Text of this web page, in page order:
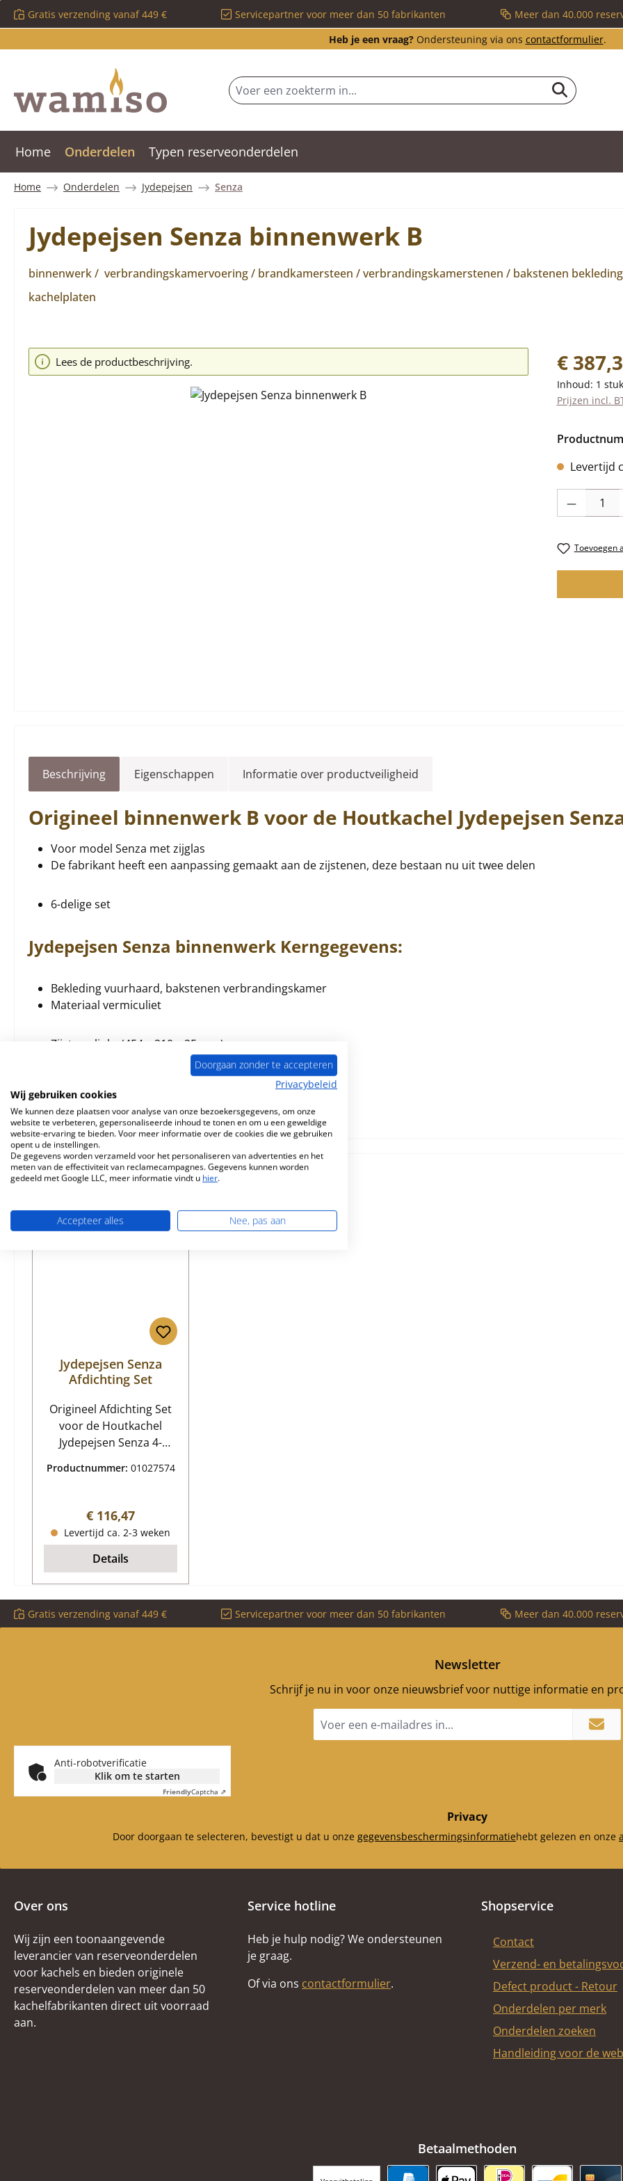
naar de hoofdinhoud
Ga naar de zoekopdracht
Ga naar de hoofdnavigatie
Gratis verzending vanaf 449 € Servicepartner voor meer dan 50 fabrikanten
Meer dan 40.000
Heb je een vraag?Ondersteuning via ons contactformulier.
Home Onderdelen Typen reserveonderdelen
Home Onderdelen Jydepejsen Senza
Jydepejsen Senza binnenwerk B
binnenwerk / verbrandingskamervoering / brandkamersteen / verbrandingskamerstenen / bakstenen
kachelplaten
Afbeeldingengalerij overslaan
Lees de productbeschrijving. Normale
€
Inhoud: 1
Prijzen incl.
Levertijd
Toevoegen
Beschrijving Eigenschappen Informatie over productveiligheid
Origineel binnenwerk B voor de Houtkachel Jydepejsen
Voor model Senza met zijglas
De fabrikant heeft een aanpassing gemaakt aan de zijstenen, deze bestaan nu uit twee delen
6-delige set
Jydepejsen Senza binnenwerk Kerngegevens:
Bekleding vuurhaard, bakstenen verbrandingskamer
Materiaal vermiculiet
Zijsteen links (454 x 210 x 25 mm)
Zijsteen rechts (454 x 210 x 25 mm)
Achterste muur steen (305 x 375 x 25 mm)
Spanningsomleiding onderaan (305 x 210 x 25 mm)
Vergelijkbare producten
Productgalerij overslaan
Jydepejsen Senza
Afdichting Set
Origineel Afdichting Set
voor de Houtkachel
Jydepejsen Senza 4-
Senza Afdichting
Deurafdichting Diameter
8 mm Lengte 1,8 m
glasruit afdichting
Afmetingen 10 x 4 mm
Lengte 4m zelfklevend
Productnummer: 01027574
Normale prijs:
€ 116,47
Levertijd ca. 2-3 weken
Details
Gratis verzending vanaf 449 € Servicepartner voor meer dan 50 fabrikanten Meer dan 40.000
Newsletter
Schrijf je nu in voor onze nieuwsbrief voor nuttige informatie en
mailadres
Anti-robotverificatie
Klik om te starten
FriendlyCaptcha ⇗
Privacy
Door doorgaan te selecteren, bevestigt u dat u onze gegevensbeschermingsinformatiehebt gelezen en onze
Over ons
Wij zijn een toonaangevende
leverancier van reserveonderdelen
voor kachels en bieden originele
reserveonderdelen van meer dan 50
kachelfabrikanten direct uit voorraad
aan.
Service hotline
Heb je hulp nodig? We ondersteunen
je graag.
Of via ons contactformulier.
Shopservice
Contact
Verzend- en
Defect product - Retour
Onderdelen per merk
Onderdelen zoeken
Handleiding voor de
Betaalmethoden
Doorgaan zonder te accepteren
Privacybeleid
Wij gebruiken cookies
We kunnen deze plaatsen voor analyse van onze bezoekersgegevens, om onze
website te verbeteren, gepersonaliseerde inhoud te tonen en om u een geweldige
website-ervaring te bieden. Voor meer informatie over de cookies die we gebruiken
opent u de instellingen.
De gegevens worden verzameld voor het personaliseren van advertenties en het
meten van de effectiviteit van reclamecampagnes. Gegevens kunnen worden
gedeeld met Google LLC, meer informatie vindt u hier.
Accepteer alles Nee, pas aan